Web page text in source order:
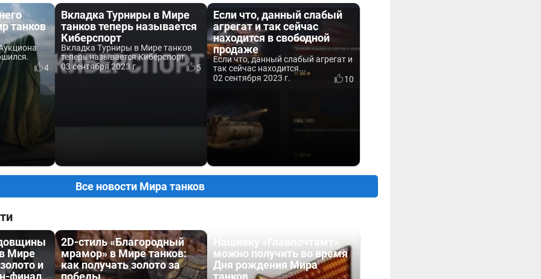
танков
4
Вкладка Турниры в Мире
танков теперь называется
Киберспорт
Вкладка Турниры в Мире танков
теперь называется Киберспорт.
03 сентября 2023 г.
5
Если что, данный слабый
агрегат и так сейчас
находится в свободной
продаже
Если что, данный слабый агрегат и
так сейчас находится...
02 сентября 2023 г.
10
Все новости Мира танков
Мире
и
2D-стиль «Благородный
мрамор» в Мире танков:
как получать золото за
Нашивку «Главпочтамт»
можно получить во время
Дня рождения Мира